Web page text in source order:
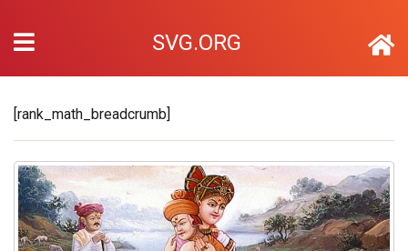
SVG.ORG
[rank_math_breadcrumb]